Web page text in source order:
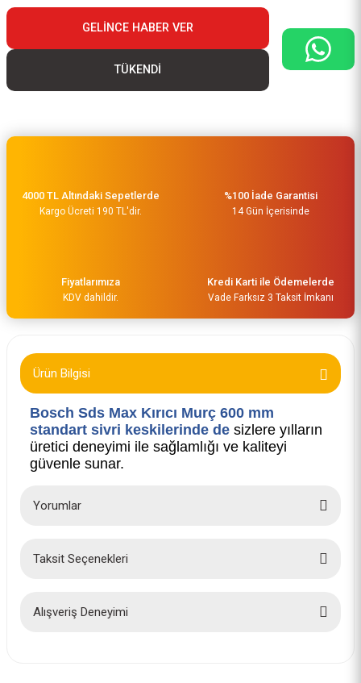
GELINCE HABER VER
TÜKENDİ
4000 TL Altındaki Sepetlerde
Kargo Ücreti 190 TL'dir.
%100 İade Garantisi
14 Gün İçerisinde
Fiyatlarımıza
KDV dahildir.
Kredi Karti ile Ödemelerde
Vade Farksız 3 Taksit İmkanı
Ürün Bilgisi
Bosch Sds Max Kırıcı Murç 600 mm
standart sivri keskilerinde de sizlere yılların
üretici deneyimi ile sağlamlığı ve kaliteyi
güvenle sunar.
Yorumlar
Taksit Seçenekleri
Alışveriş Deneyimi